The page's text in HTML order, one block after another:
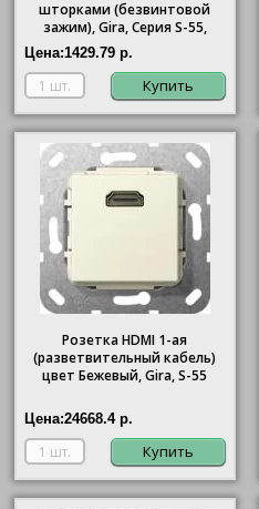
шторками (безвинтовой
зажим),Gira, Серия S-55,
Бежевый
Цена:1429.79 р.
Купить
Розетка HDMI 1-ая
(разветвительный кабель)
цвет Бежевый, Gira, S-55
Цена:24668.4 р.
Купить